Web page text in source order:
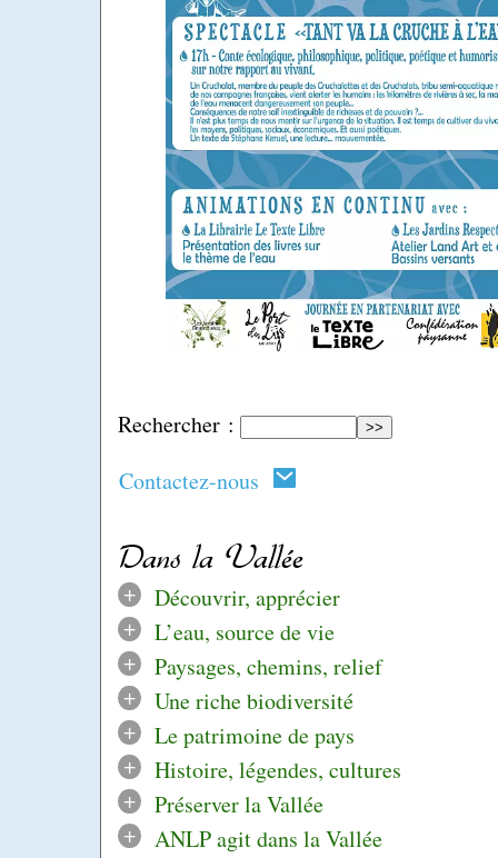
Rechercher :
Contactez-nous
Dans la Vallée
+
Découvrir, apprécier
+
L’eau, source de vie
+
Paysages, chemins, relief
+
Une riche biodiversité
+
Le patrimoine de pays
+
Histoire, légendes, cultures
+
Préserver la Vallée
+
ANLP agit dans la Vallée